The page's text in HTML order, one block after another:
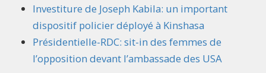
Investiture de Joseph Kabila: un important
dispositif policier déployé à Kinshasa
Présidentielle-RDC: sit-in des femmes de
l’opposition devant l’ambassade des USA